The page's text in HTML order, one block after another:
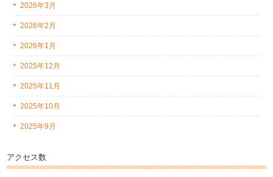
2026年3月
2026年2月
2026年1月
2025年12月
2025年11月
2025年10月
2025年9月
アクセス数